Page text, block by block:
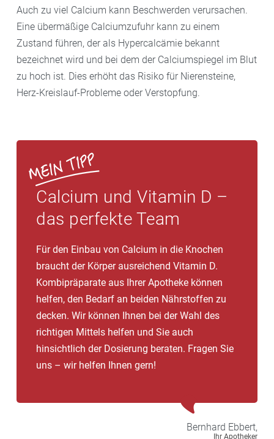
Auch zu viel Calcium kann Beschwerden verursachen.
Eine übermäßige Calciumzufuhr kann zu einem
Zustand führen, der als Hypercalcämie bekannt
bezeichnet wird und bei dem der Calciumspiegel im Blut
zu hoch ist. Dies erhöht das Risiko für Nierensteine,
Herz-Kreislauf-Probleme oder Verstopfung.
Calcium und Vitamin D –
das perfekte Team
Für den Einbau von Calcium in die Knochen
braucht der Körper ausreichend Vitamin D.
Kombipräparate aus Ihrer Apotheke können
helfen, den Bedarf an beiden Nährstoffen zu
decken. Wir können Ihnen bei der Wahl des
richtigen Mittels helfen und Sie auch
hinsichtlich der Dosierung beraten. Fragen Sie
uns – wir helfen Ihnen gern!
Bernhard Ebbert,
Ihr Apotheker